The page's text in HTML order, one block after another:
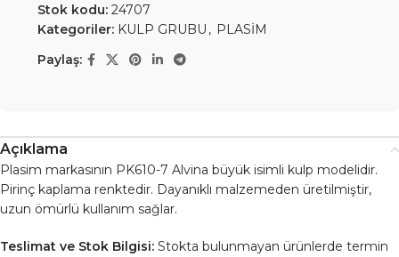
Stok kodu: 24707
Kategoriler: KULP GRUBU , PLASİM
Paylaş:
Açıklama
Plasim markasının PK610-7 Alvina büyük isimli kulp modelidir.
Pirinç kaplama renktedir. Dayanıklı malzemeden üretilmiştir,
uzun ömürlü kullanım sağlar.
Teslimat ve Stok Bilgisi: Stokta bulunmayan ürünlerde termin